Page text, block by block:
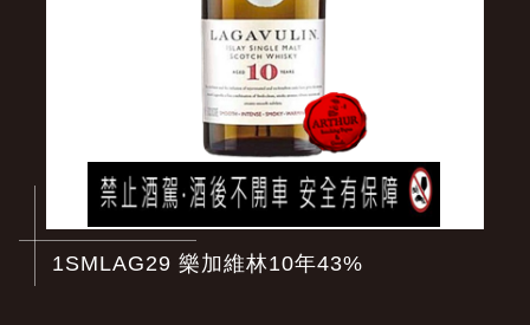
1SMLAG29 樂加維林10年43%